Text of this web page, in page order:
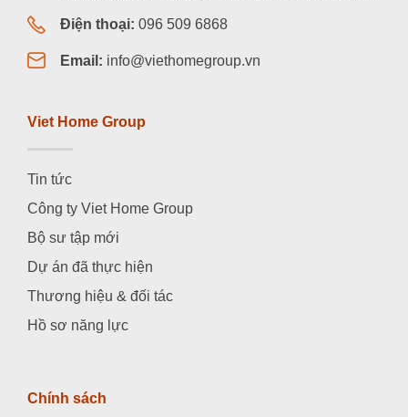
Điện thoại: 096 509 6868
Email: info@viethomegroup.vn
Viet Home Group
Tin tức
Công ty Viet Home Group
Bộ sư tập mới
Dự án đã thực hiện
Thương hiệu & đối tác
Hồ sơ năng lực
Chính sách